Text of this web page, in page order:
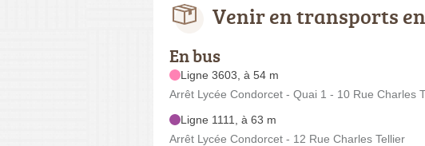
Venir en transports
En bus
Ligne 3603, à 54 m
Arrêt Lycée Condorcet - Quai 1 - 10 Rue Charles
Ligne 1111, à 63 m
Arrêt Lycée Condorcet - 12 Rue Charles Tellier